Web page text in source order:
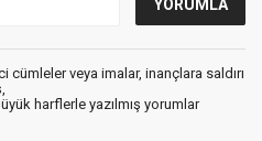
cümleler veya imalar, inançlara saldırı
harflerle yazılmış yorumlar